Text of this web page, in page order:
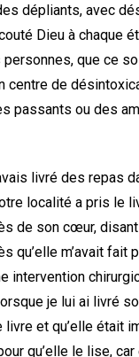
dépliants, avec
Dieu à chaque
personnes, que ce
centre de
passants ou des
livré des repas
localité a pris le
de son cœur,
qu’elle m’avait fait
intervention
je lui ai livré
livre et qu’elle était
qu’elle le lise,